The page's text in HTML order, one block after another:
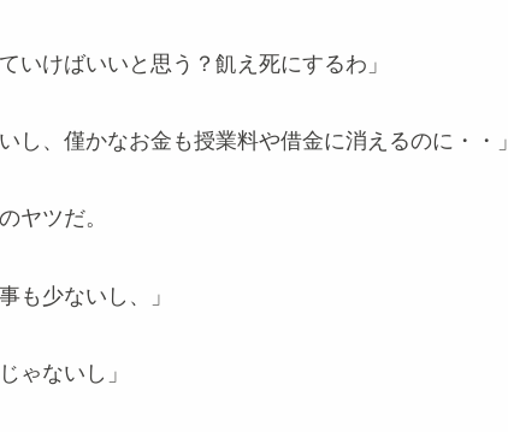
いけばいいと思う？飢え死にするわ」
し、僅かなお金も授業料や借金に消えるのに・・」
ヤツだ。
も少ないし、」
ゃないし」